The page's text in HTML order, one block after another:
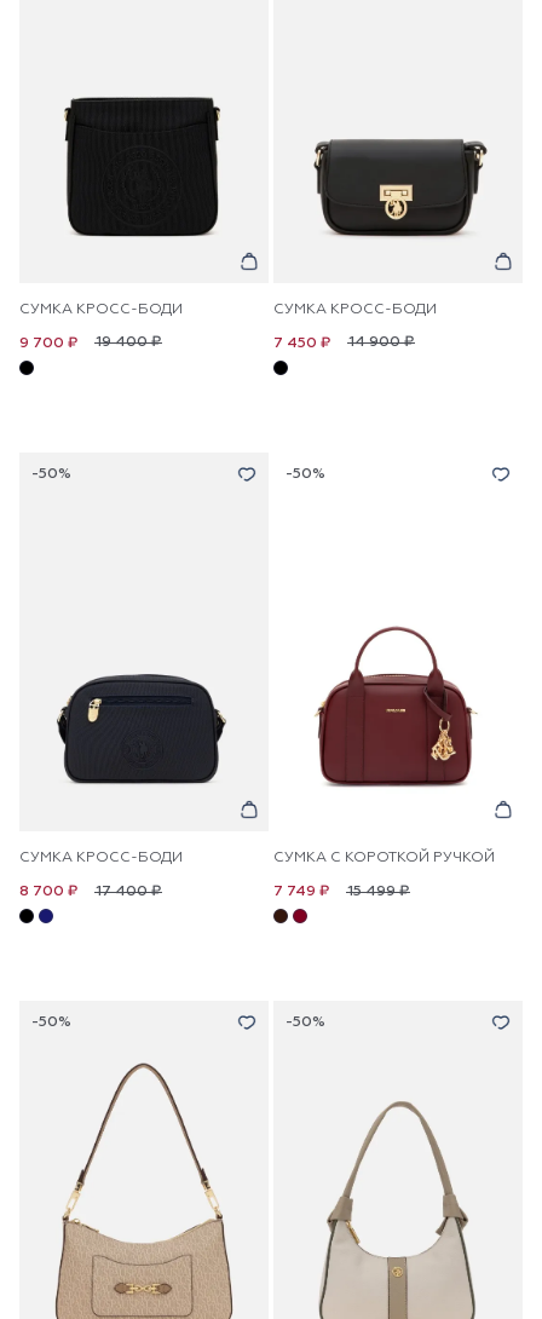
СУМКА КРОСС-БОДИ
19 400 ₽
9 700 ₽
СУМКА КРОСС-БОДИ
14 900 ₽
7 450 ₽
-50%
СУМКА КРОСС-БОДИ
17 400 ₽
8 700 ₽
-50%
СУМКА С КОРОТКОЙ РУЧКОЙ
15 499 ₽
7 749 ₽
-50% -50%